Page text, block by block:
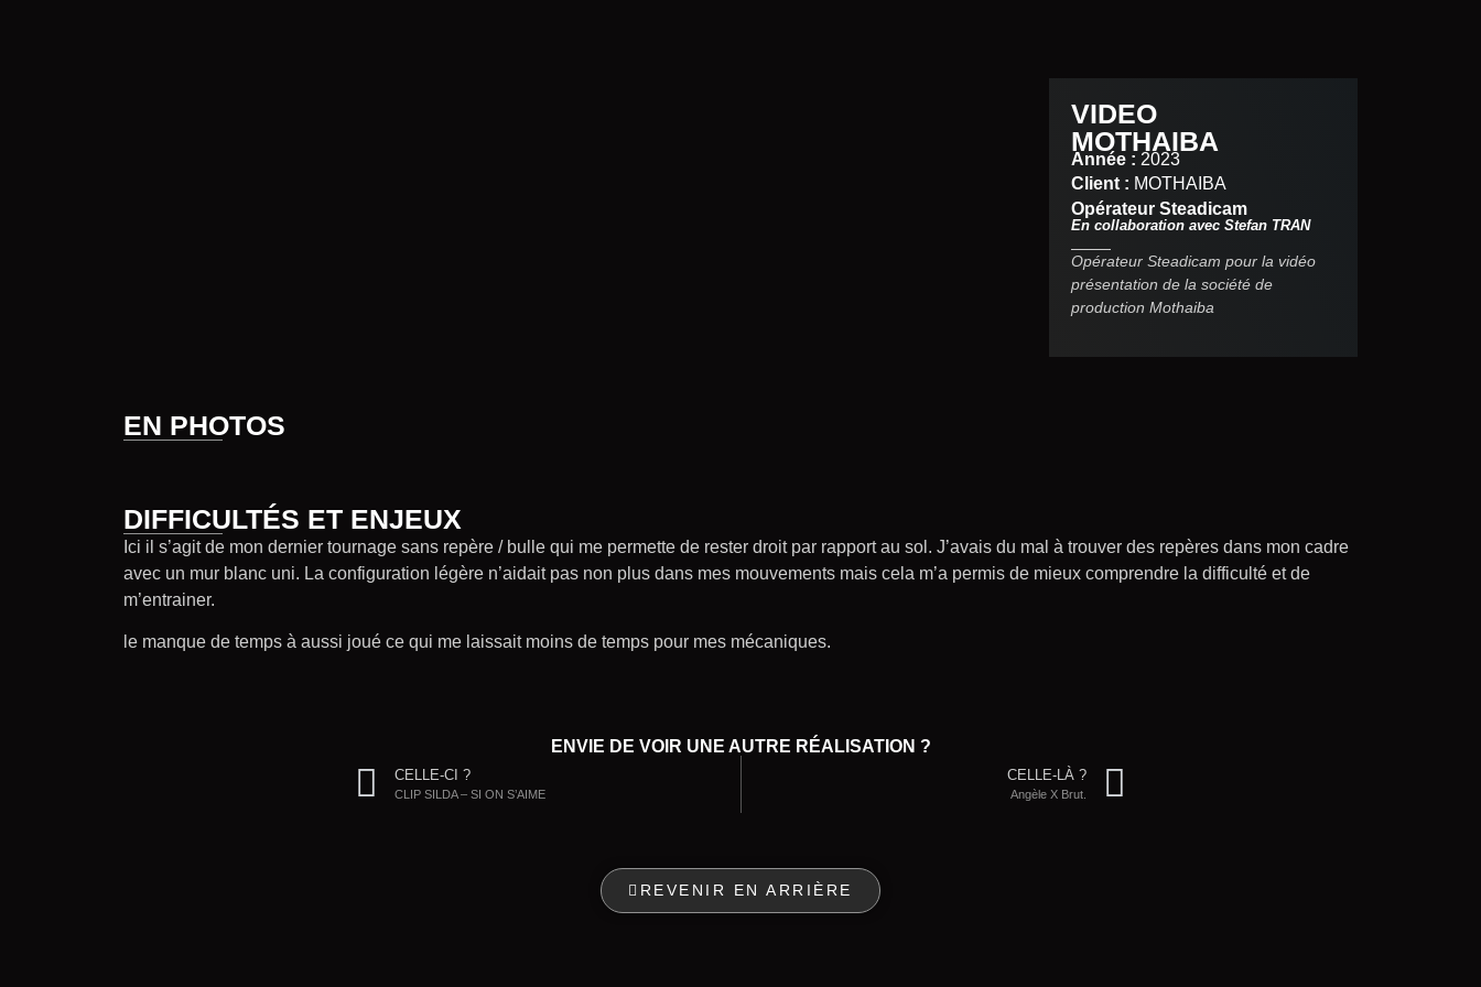
VIDEO
MOTHAIBA
Année : 2023
Client : MOTHAIBA
Opérateur Steadicam
En collaboration avec Stefan TRAN
Opérateur Steadicam pour la vidéo
présentation de la société de
production Mothaiba
EN PHOTOS
DIFFICULTÉS ET ENJEUX
Ici il s’agit de mon dernier tournage sans repère / bulle qui me permette de rester droit par rapport au sol. J’avais du mal à trouver des repères dans mon cadre
avec un mur blanc uni. La configuration légère n’aidait pas non plus dans mes mouvements mais cela m’a permis de mieux comprendre la difficulté et de
m’entrainer.
le manque de temps à aussi joué ce qui me laissait moins de temps pour mes mécaniques.
ENVIE DE VOIR UNE AUTRE RÉALISATION ?
CELLE-CI ?
CLIP SILDA – SI ON S’AIME
CELLE-LÀ ?
Angèle X Brut.
REVENIR EN ARRIÈRE